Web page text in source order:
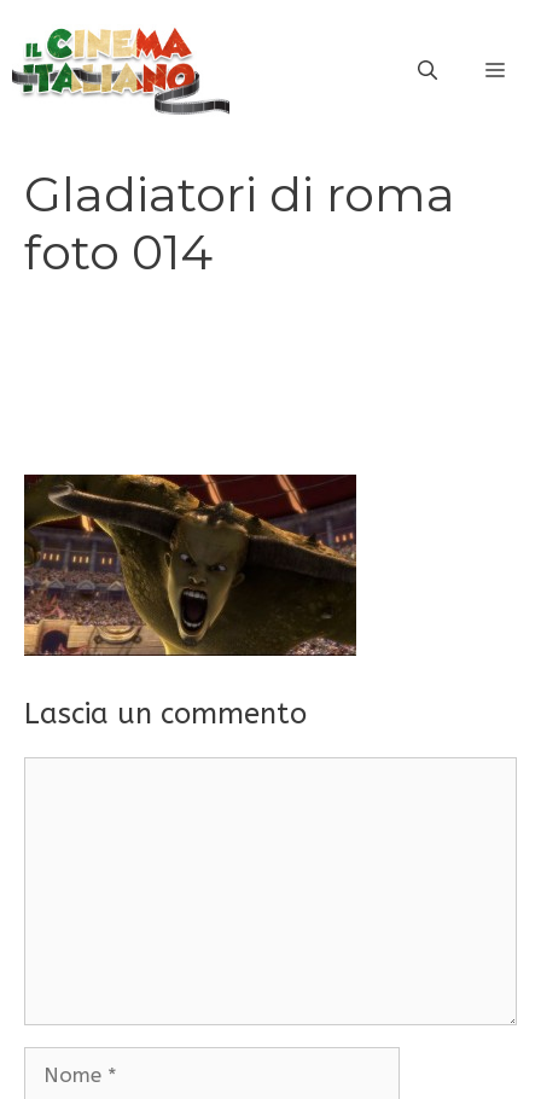
contenuto
Gladiatori di roma
foto 014
Lascia un commento